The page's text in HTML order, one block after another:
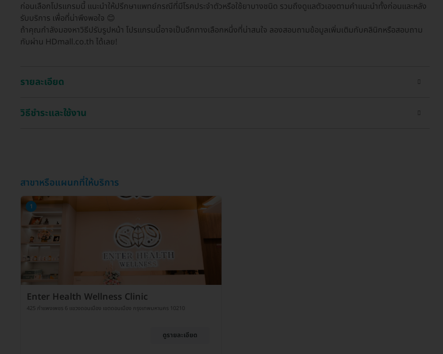
ก่อนเลือกโปรแกรมนี้ แนะนำให้ปรึกษาแพทย์กรณีที่มีโรคประจำตัวหรือใช้ยาบางชนิด รวมถึงดูแลตัวเองตามคำแนะนำทั้งก่อนและหลัง
รับบริการ เพื่อที่น่าพึงพอใจ 😊
ถ้าคุณกำลังมองหาวิธีปรับรูปหน้า โปรแกรมนี้อาจเป็นอีกทางเลือกหนึ่งที่น่าสนใจ ลองสอบถามข้อมูลเพิ่มเติมกับคลินิกหรือสอบถาม
กับผ่าน HDmall.co.th ได้เลย!
รายละเอียด
วิธีชำระและใช้งาน
สาขาหรือแผนกที่ให้บริการ
1
Enter Health Wellness Clinic
425 กำแพงเพชร 6 แขวงดอนเมือง เขตดอนเมือง กรุงเทพมหานคร 10210
ดูรายละเอียด